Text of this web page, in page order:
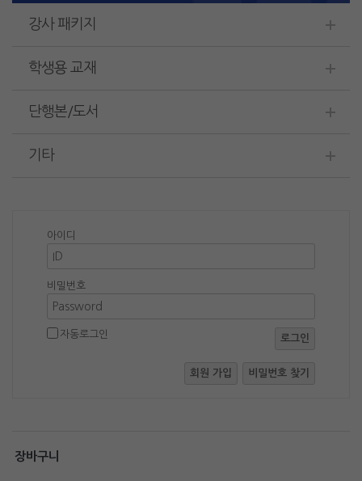
강사 패키지
학생용 교재
단행본/도서
기타
아이디
비밀번호
자동로그인 로그인
회원 가입 비밀번호 찾기
장바구니